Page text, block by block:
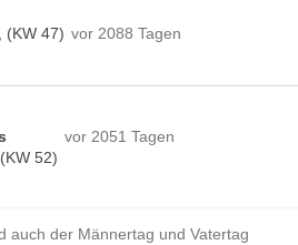
(KW 47) vor 2088 Tagen
52)
vor 2051 Tagen
auch der Männertag und Vatertag